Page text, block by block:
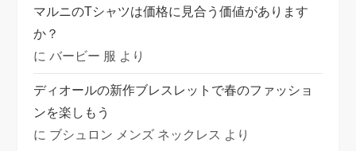
マルニのTシャツは価格に見合う価値があります
か？
にバービー 服 より
ディオールの新作ブレスレットで春のファッショ
ンを楽しもう
に ブシュロン メンズ ネックレス より